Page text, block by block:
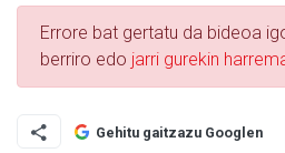
Errore bat gertatu da bideoa
berriro edo jarri gurekin
Gehitu gaitzazu Googlen